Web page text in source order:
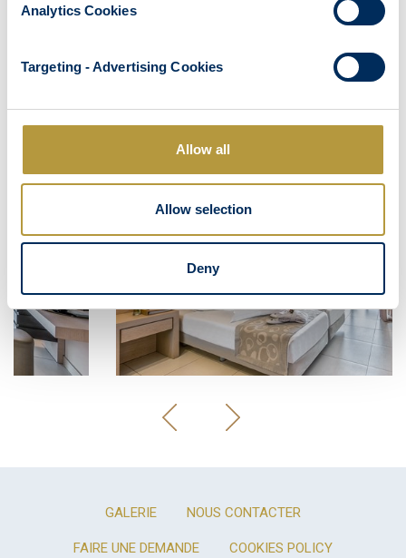
Analytics Cookies
Targeting - Advertising Cookies
Allow all
Allow selection
Deny
CHAMBRE STANDARD ACCESSIBLE EN FAUTEUIL
GALERIE NOUS CONTACTER
FAIRE UNE DEMANDE COOKIES POLICY